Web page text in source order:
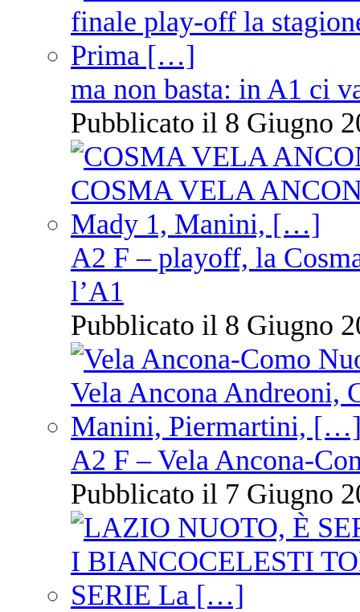
ma non basta: in A1 ci
Pubblicato il 8 Giugno
A2 F – playoff, la
l’A1
Pubblicato il 8 Giugno
A2 F – Vela Ancona-
Pubblicato il 7 Giugno